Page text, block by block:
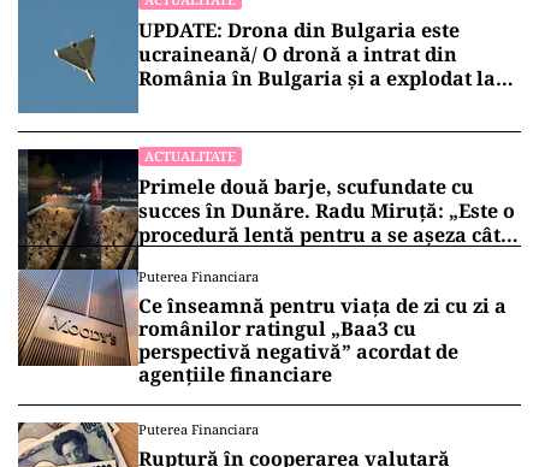
UPDATE: Drona din Bulgaria este
ucraineană/ O dronă a intrat din
România în Bulgaria şi a explodat la
ACTUALITATE
Primele două barje, scufundate cu
succes în Dunăre. Radu Miruță: „Este o
procedură lentă pentru a se așeza cât
Puterea Financiara
Ce înseamnă pentru viața de zi cu zi a
românilor ratingul „Baa3 cu
perspectivă negativă” acordat de
agențiile financiare
Puterea Financiara
Ruptură în cooperarea valutară